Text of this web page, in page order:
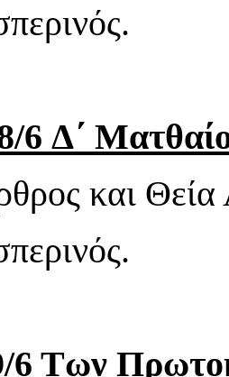
6 Δ΄
και Θεία
6 Των